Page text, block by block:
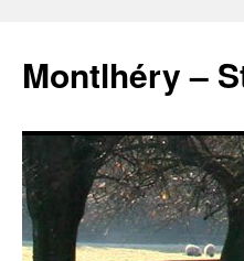
Montlhéry –